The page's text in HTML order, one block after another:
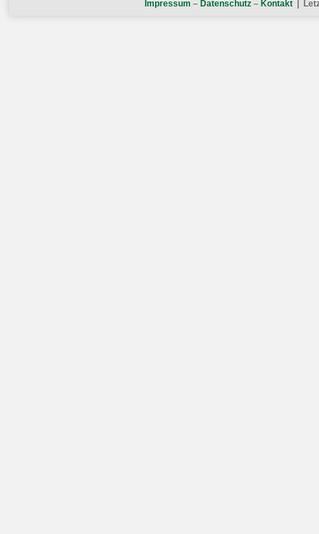
Impressum – Datenschutz– Kontakt|